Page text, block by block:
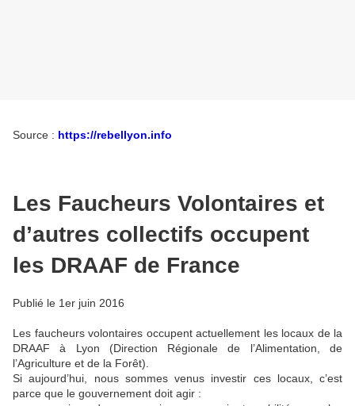
Source : https://rebellyon.info
Les Faucheurs Volontaires et
d’autres collectifs occupent
les DRAAF de France
Publié le 1er juin 2016
Les faucheurs volontaires occupent actuellement les locaux de la
DRAAF à Lyon (Direction Régionale de l’Alimentation, de
l’Agriculture et de la Forêt).
Si aujourd’hui, nous sommes venus investir ces locaux, c’est
parce que le gouvernement doit agir :